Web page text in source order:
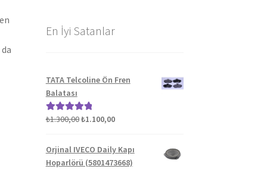
En İyi Satanlar
TATA Telcoline Ön Fren
Balatası
5 üzerinden
₺1.300,00Orijinal
₺1.300,00.
₺1.100,00Şu
fiyat:
₺1.100,00.
Orjinal IVECO Daily Kapı
Hoparlörü (5801473668)